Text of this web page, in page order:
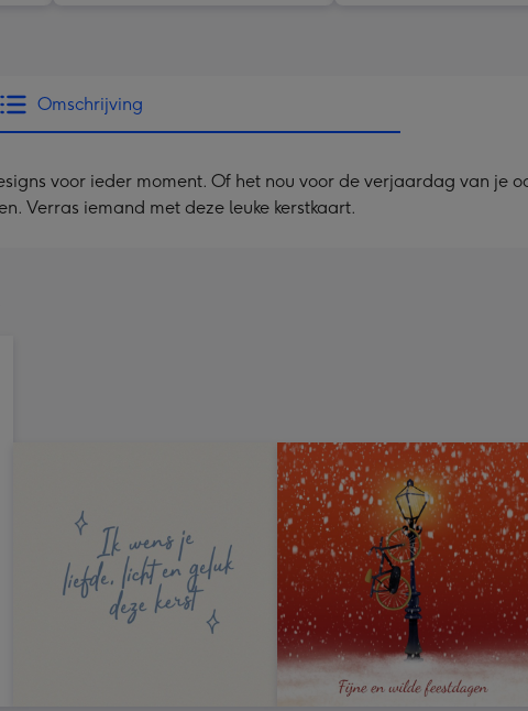
Omschrijving
voor ieder moment. Of het nou voor de verjaardag van je
Verras iemand met deze leuke kerstkaart.